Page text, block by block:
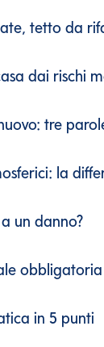
tetto da
tetto da
dai rischi
dai rischi
tre
tre
la
la
un danno?
un danno?
in 5 punti
in 5 punti